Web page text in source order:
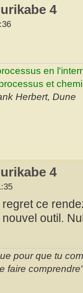
4
en
et
Herbert, Dune
4
ce
outil.
pour que tu
faire